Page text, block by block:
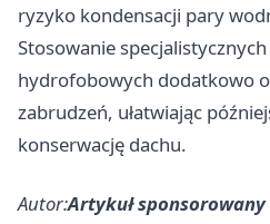
ryzyko kondensacji pary
Stosowanie
hydrofobowych dodatkowo
zabrudzeń, ułatwiając
konserwację dachu.
Autor:Artykuł sponsorowany